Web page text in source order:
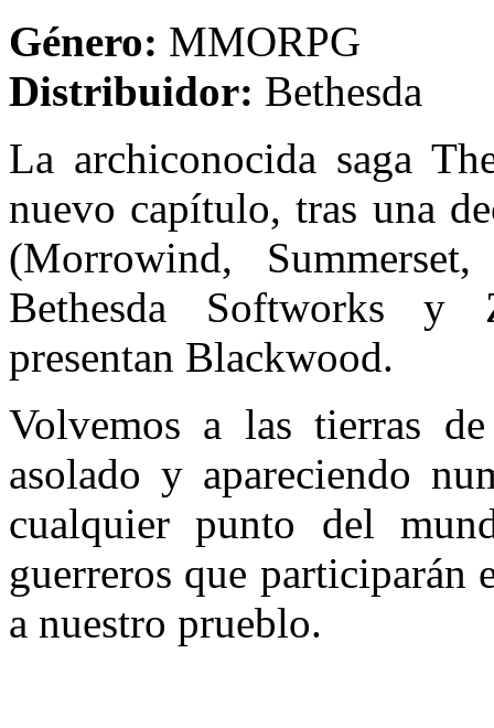
Género:
Distribuidor: Bethesda
La archiconocida saga
nuevo capítulo, tras una
(Morrowind,
Bethesda Softworks y
presentan Blackwood.
Volvemos a las tierras
asolado y apareciendo
cualquier punto del
guerreros que participarán
a nuestro prueblo.